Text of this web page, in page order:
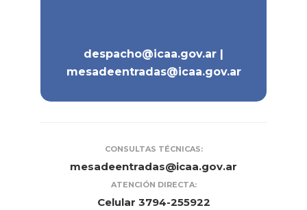
despacho@icaa.gov.ar |
mesadeentradas@icaa.gov.ar
CONSULTAS TÉCNICAS:
mesadeentradas@icaa.gov.ar
ATENCIÓN DIRECTA:
Celular 3794-255922